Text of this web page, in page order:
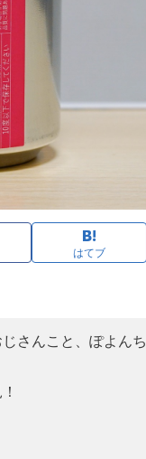
はてブ
さんこと、ぽよん
！